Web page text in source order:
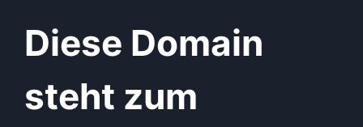
Diese Domain
steht zum